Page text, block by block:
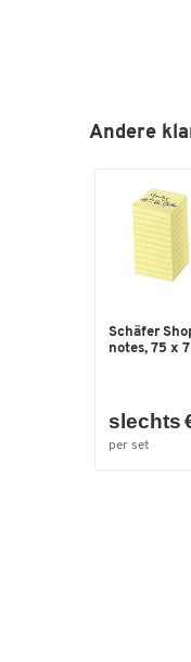
Andere
Schäfer
notes, 75 x
slechts
per set